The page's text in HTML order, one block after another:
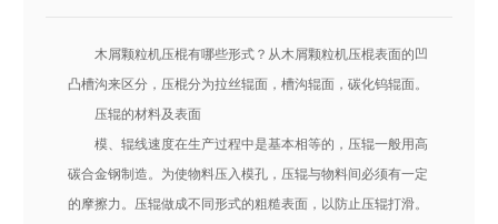
木屑颗粒机压棍有哪些形式？从木屑颗粒机压棍表面的凹
凸槽沟来区分，压棍分为拉丝辊面，槽沟辊面，碳化钨辊面。
压辊的材料及表面
模、辊线速度在生产过程中是基本相等的，压辊一般用高
碳合金钢制造。为使物料压入模孔，压辊与物料间必须有一定
的摩擦力。压辊做成不同形式的粗糙表面，以防止压辊打滑。